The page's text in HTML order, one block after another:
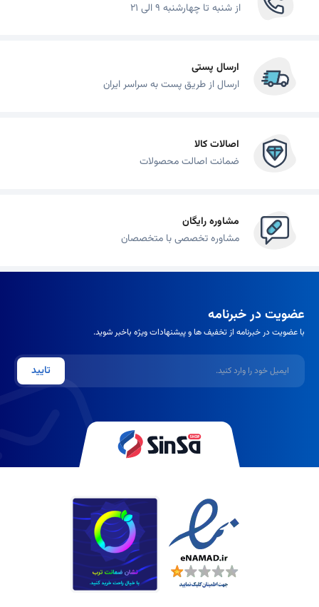
از شنبه تا چهارشنبه 9 الی 21
ارسال پستی
ارسال از طریق پست به سراسر ایران
اصالات کالا
ضمانت اصالت محصولات
مشاوره رایگان
مشاوره تخصصی با متخصصان
عضویت در خبرنامه
با عضویت در خبرنامه از تخفیف ها و پیشنهادات ویژه باخبر شوید.
ایمیل
تایید